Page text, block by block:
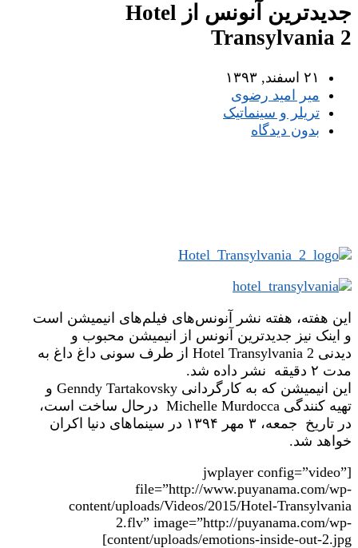
جدیدترین آنونس از Hotel
Transylvania 2
۲۱ اسفند, ۱۳۹۳
میر امید رضوی
تریلر و سینماتیک
بدون دیدگاه
این هفته، هفته نشر آنونس‌های فیلم‌های انیمیشن است
و اینک نیز جدیدترین آنونس از انیمیشن محبوب و
دیدنی Hotel Transylvania 2 از طرف سونی داغ داغ به
مدت ۲ دقیقه نشر داده شد.
این انیمیشن که به کارگردانی Genndy Tartakovsky و
تهیه کنندگی Michelle Murdocca درحال ساخت است،
در تاریخ جمعه، ۳ مهر ۱۳۹۴ در سینماهای دنیا اکران
خواهد شد.
[jwplayer config=”video”
file=”http://www.puyanama.com/wp-
content/uploads/Videos/2015/Hotel-Transylvania
2.flv” image=”http://puyanama.com/wp-
content/uploads/emotions-inside-out-2.jpg]